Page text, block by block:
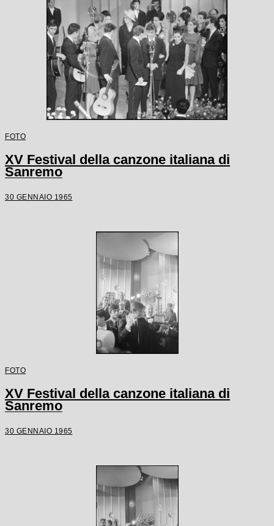
FOTO
XV Festival della canzone italiana di
Sanremo
30 GENNAIO 1965
FOTO
XV Festival della canzone italiana di
Sanremo
30 GENNAIO 1965